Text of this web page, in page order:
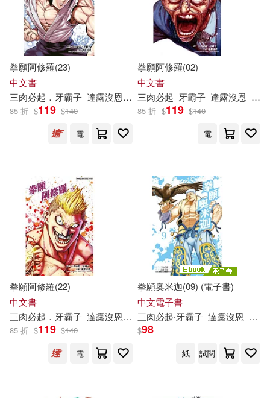
拳願阿修羅(23)
中文書
三肉必起 ． 牙霸子 達露沒恩 沙輪忍
85 折 $119 $140
電
拳願阿修羅(02)
中文書
三肉必起 牙霸子 達露沒恩 砂
85 折 $119 $140
電
拳願阿修羅(22)
中文書
三肉必起 ． 牙霸子 達露沒恩 沙輪忍
85 折 $119 $140
電
拳願奧米迦(09) (電子書)
中文電子書
三肉必起‧牙霸子 達露沒恩
$98
紙 試閱